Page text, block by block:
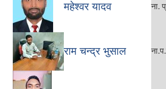
महेश्वर यादव ना.
राम चन्द्र भुसाल